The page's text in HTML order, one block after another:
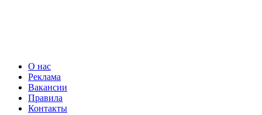
О нас
Реклама
Вакансии
Правила
Контакты